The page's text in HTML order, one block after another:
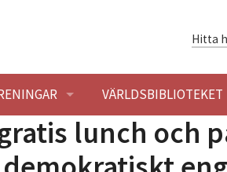
Hitta
HIT
VÄRLDSBIBLIOTEKET
ÖPPETTIDER
lunch och